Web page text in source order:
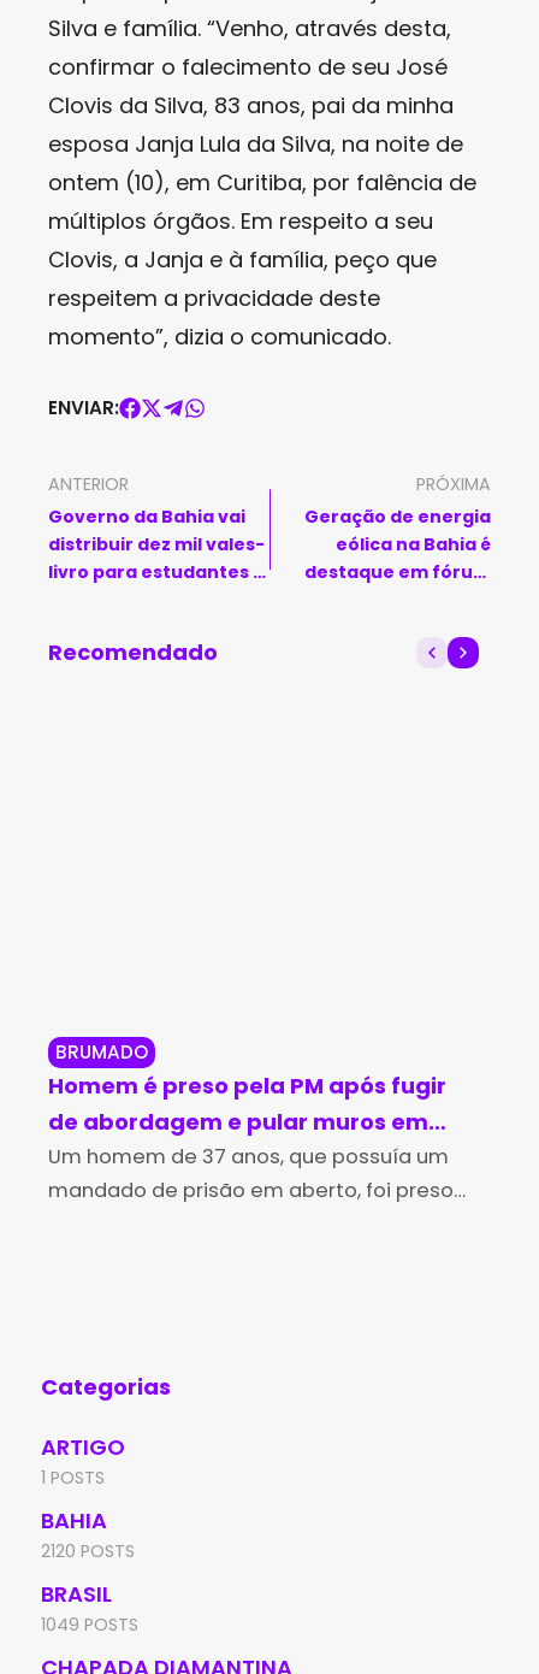
Silva e família. “Venho, através desta,
confirmar o falecimento de seu José
Clovis da Silva, 83 anos, pai da minha
esposa Janja Lula da Silva, na noite de
ontem (10), em Curitiba, por falência de
múltiplos órgãos. Em respeito a seu
Clovis, a Janja e à família, peço que
respeitem a privacidade deste
momento”, dizia o comunicado.
ENVIAR:
ANTERIOR
Governo da Bahia vai
distribuir dez mil vales-
livro para estudantes e
Bienal do Livro 2024 em
PRÓXIMA
Geração de energia
eólica na Bahia é
destaque em fórum
Recomendado
BRUMADO
Homem é preso pela PM após fugir
de abordagem e pular muros em
Brumado
Um homem de 37 anos, que possuía um
mandado de prisão em aberto, foi preso
Categorias
ARTIGO
1 POSTS
BAHIA
2120 POSTS
BRASIL
1049 POSTS
CHAPADA DIAMANTINA